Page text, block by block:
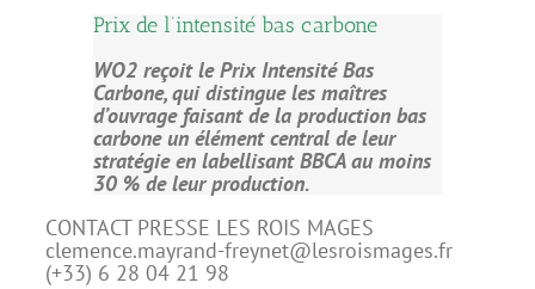
Prix de l’intensité bas carbone
WO2 reçoit le Prix Intensité Bas
Carbone, qui distingue les maîtres
d’ouvrage faisant de la production bas
carbone un élément central de leur
stratégie en labellisant BBCA au moins
30 % de leur production.
CONTACT PRESSE LES ROIS MAGES
clemence.mayrand-freynet@lesroismages.fr
(+33) 6 28 04 21 98